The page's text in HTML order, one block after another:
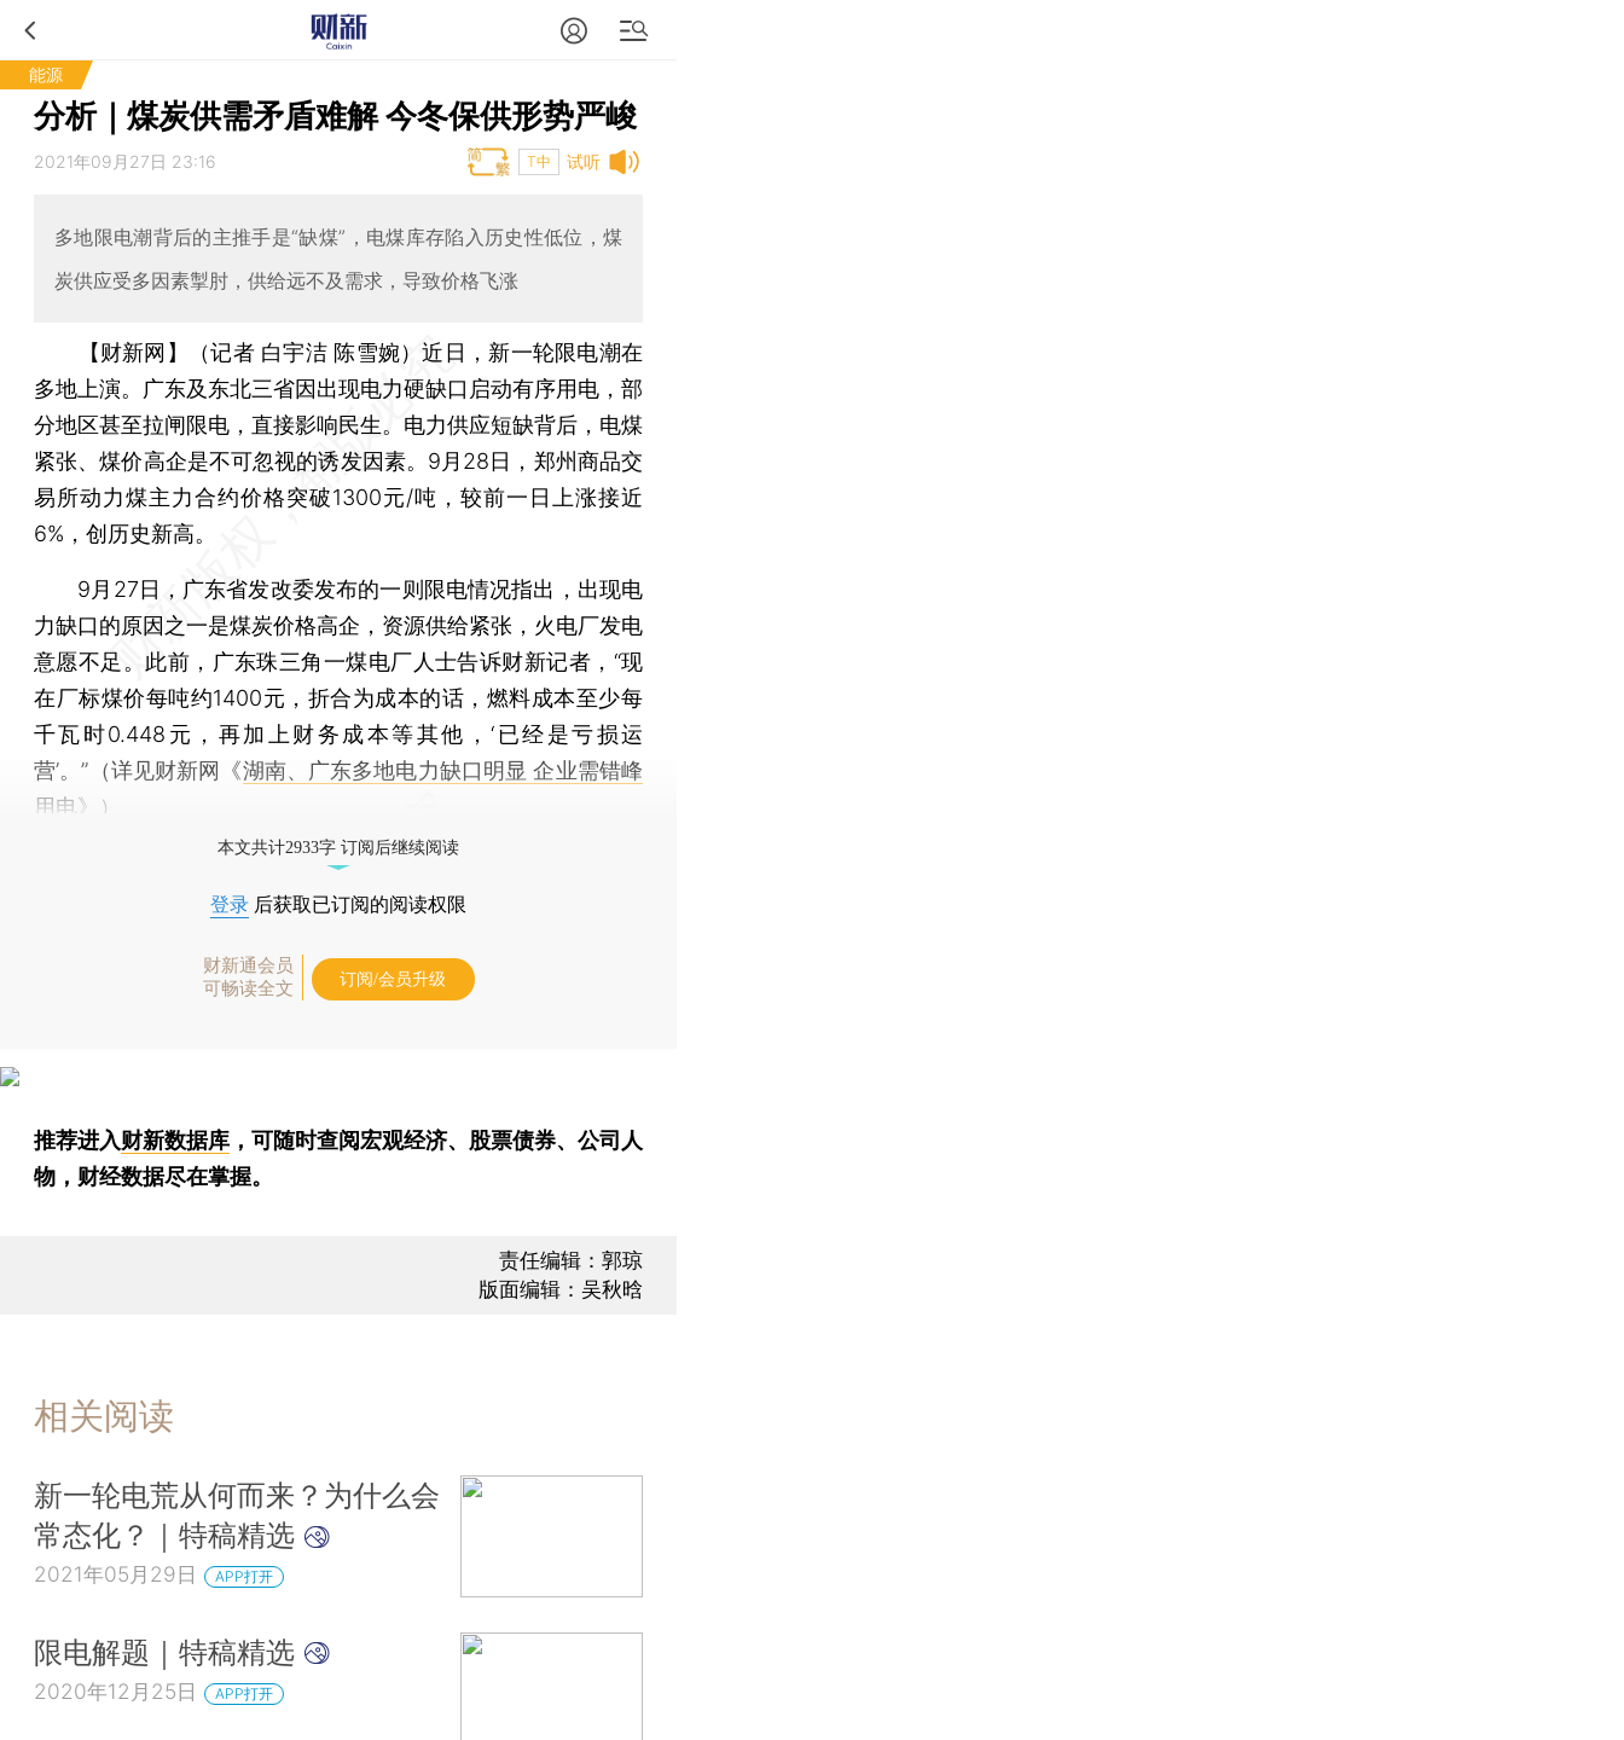
能源
分析｜煤炭供需矛盾难解 今冬保供形势严峻
试听
2021年09月27日 23:16 T中
多地限电潮背后的主推手是“缺煤”，电煤库存陷入历史性低位，煤
炭供应受多因素掣肘，供给远不及需求，导致价格飞涨
【财新网】（记者 白宇洁 陈雪婉）近日，新一轮限电潮在
多地上演。广东及东北三省因出现电力硬缺口启动有序用电，部
分地区甚至拉闸限电，直接影响民生。电力供应短缺背后，电煤
紧张、煤价高企是不可忽视的诱发因素。9月28日，郑州商品交
易所动力煤主力合约价格突破1300元/吨，较前一日上涨接近
6%，创历史新高。
9月27日，广东省发改委发布的一则限电情况指出，出现电
力缺口的原因之一是煤炭价格高企，资源供给紧张，火电厂发电
意愿不足。此前，广东珠三角一煤电厂人士告诉财新记者，“现
在厂标煤价每吨约1400元，折合为成本的话，燃料成本至少每
千瓦时0.448元，再加上财务成本等其他，‘已经是亏损运
营’。”（详见财新网《湖南、广东多地电力缺口明显 企业需错峰
用电》）
本文共计2933字 订阅后继续阅读
登录 后获取已订阅的阅读权限
财新通会员
可畅读全文
订阅/会员升级
推荐进入财新数据库 ，可随时查阅宏观经济、股票债券、公司人
物，财经数据尽在掌握。
责任编辑：郭琼
版面编辑：吴秋晗
相关阅读
新一轮电荒从何而来？为什么会
常态化？｜特稿精选
2021年05月29日 APP打开
限电解题｜特稿精选
2020年12月25日 APP打开